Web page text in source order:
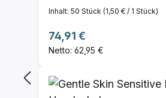
Inhalt: 50 Stück (1,50 € / 1 Stück)
Regulärer Preis:
74,91 €
Netto: 62,95 €